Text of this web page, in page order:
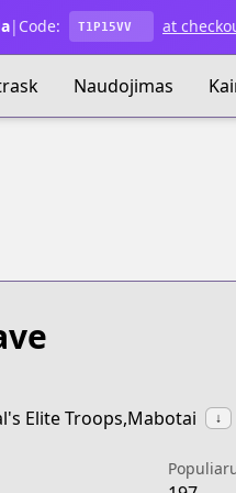
| Code: T1P15VV at
Naudojimas
Elite Troops,Mabotai ↓